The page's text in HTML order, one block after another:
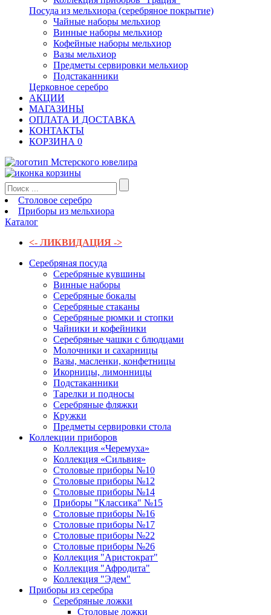
Посуда из мельхиора (серебряное покрытие)
Чайные наборы мельхиор
Винные наборы мельхиор
Кофейные наборы мельхиор
Вазы мельхиор
Предметы сервировки мельхиор
Подстаканники
Церковное серебро
АКЦИИ
МАГАЗИНЫ
ОПЛАТА И ДОСТАВКА
КОНТАКТЫ
КОРЗИНА 0
Столовое серебро
Приборы из мельхиора
Каталог
<- ЛИКВИДАЦИЯ ->
Серебряная посуда
Серебряные кувшины
Винные наборы
Серебряные бокалы
Серебряные стаканы
Серебряные рюмки и стопки
Чайники и кофейники
Серебряные чашки с блюдцами
Молочники и сахарницы
Вазы, масленки, конфетницы
Икорницы, лимонницы
Подстаканники
Тарелки и подносы
Серебряные фляжки
Кружки
Предметы сервировки стола
Коллекции приборов
Коллекция «Черемуха»
Коллекция «Сильвия»
Столовые приборы №10
Столовые приборы №12
Столовые приборы №14
Приборы "Классика" №15
Столовые приборы №16
Столовые приборы №17
Столовые приборы №22
Столовые приборы №26
Коллекция "Аристократ"
Коллекция "Афродита"
Коллекция "Эдем"
Приборы из серебра
Серебряные ложки
Столовые ложки